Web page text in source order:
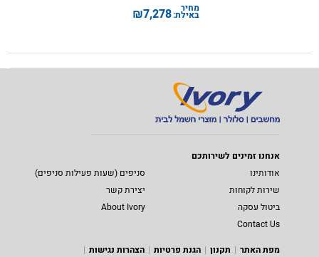
מחיר
באילת:7,278
₪
אנחנו זמינים לשירותכם
אודותינו
סניפים (שעות פעילות סניפים)
שירות לקוחות
יצירת קשר
ביטול עסקה
About Ivory
Contact Us
מפת האתר
תקנון הגנת פרטיות
הצהרות נגישות